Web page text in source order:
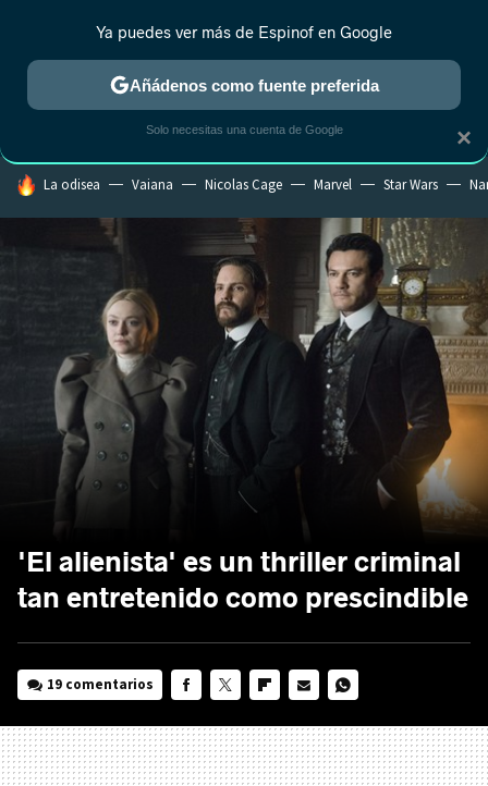
ESTRENOS REALITY ANIME RANKINGS CINE
HOY SE HABLA DE
La odisea Vaiana Nicolas Cage Marvel Star Wars
'El alienista' es un thriller criminal
tan entretenido como prescindible
19 comentarios
MAIL
×
Ya puedes ver más de Espinof en Google
Añádenos como fuente preferida
Solo necesitas una cuenta de Google